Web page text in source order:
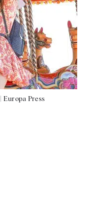
Europa Press